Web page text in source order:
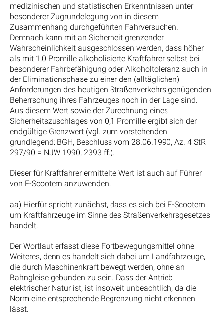
medizinischen und statistischen Erkenntnissen unter
besonderer Zugrundelegung von in diesem
Zusammenhang durchgeführten Fahrversuchen.
Demnach kann mit an Sicherheit grenzender
Wahrscheinlichkeit ausgeschlossen werden, dass höher
als mit 1,0 Promille alkoholisierte Kraftfahrer selbst bei
besonderer Fahrbefähigung oder Alkoholtoleranz auch in
der Eliminationsphase zu einer den (alltäglichen)
Anforderungen des heutigen Straßenverkehrs genügenden
Beherrschung ihres Fahrzeuges noch in der Lage sind.
Aus diesem Wert sowie der Zurechnung eines
Sicherheitszuschlages von 0,1 Promille ergibt sich der
endgültige Grenzwert (vgl. zum vorstehenden
grundlegend: BGH, Beschluss vom 28.06.1990, Az. 4 StR
297/90 = NJW 1990, 2393 ff.).
Dieser für Kraftfahrer ermittelte Wert ist auch auf Führer
von E-Scootern anzuwenden.
aa) Hierfür spricht zunächst, dass es sich bei E-Scootern
um Kraftfahrzeuge im Sinne des Straßenverkehrsgesetzes
handelt.
Der Wortlaut erfasst diese Fortbewegungsmittel ohne
Weiteres, denn es handelt sich dabei um Landfahrzeuge,
die durch Maschinenkraft bewegt werden, ohne an
Bahngleise gebunden zu sein. Dass der Antrieb
elektrischer Natur ist, ist insoweit unbeachtlich, da die
Norm eine entsprechende Begrenzung nicht erkennen
lässt.